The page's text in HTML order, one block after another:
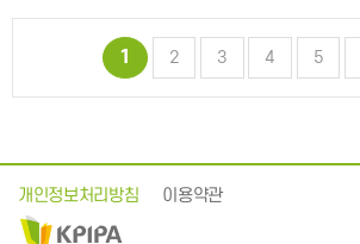
1 2 3 4 5
개인정보처리방침 이용약관